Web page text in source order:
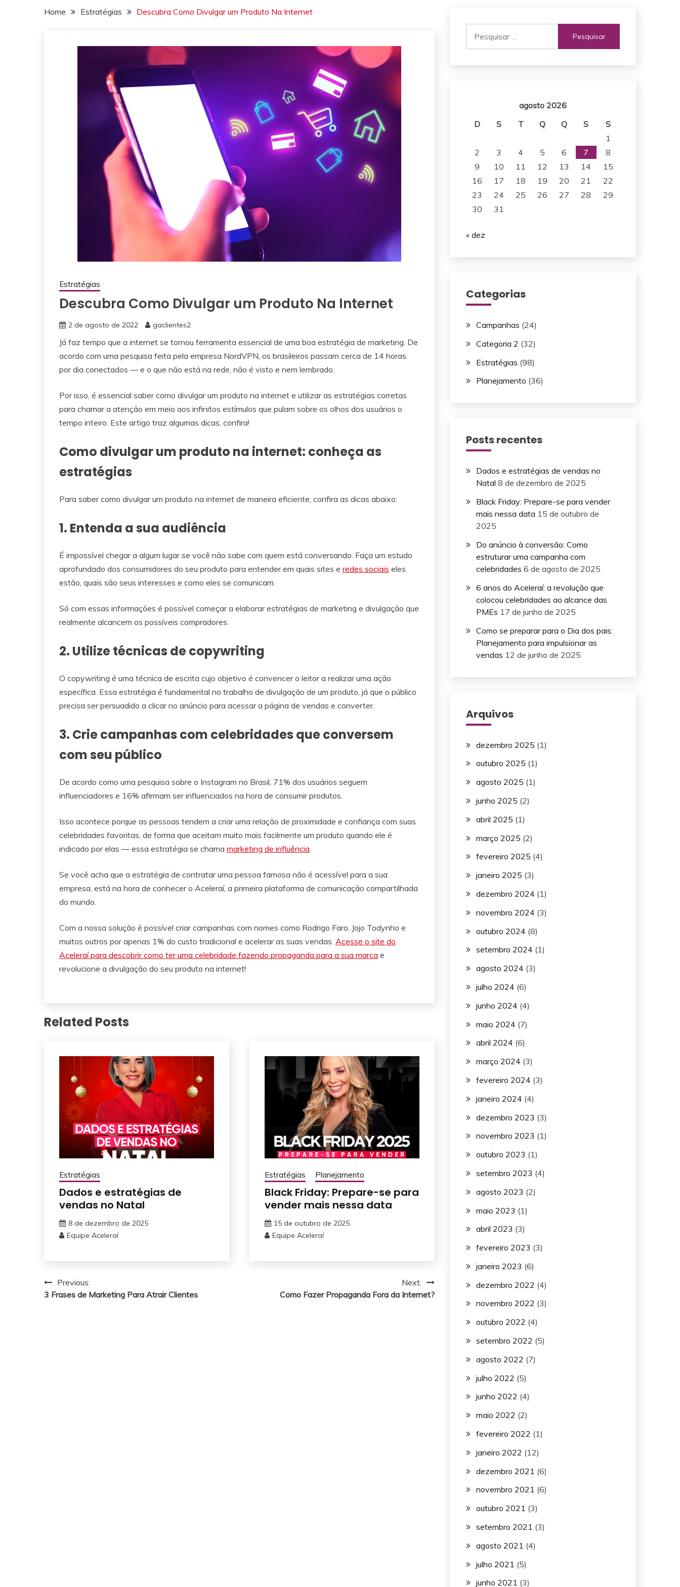
Home Estratégias Descubra Como Divulgar um Produto Na Internet
Estratégias
Descubra Como Divulgar um Produto Na Internet
2 de agosto de 2022 gaclientes2
Já faz tempo que a internet se tornou ferramenta essencial de uma boa estratégia de marketing. De
acordo com uma pesquisa feita pela empresa NordVPN, os brasileiros passam cerca de 14 horas
por dia conectados — e o que não está na rede, não é visto e nem lembrado.
Por isso, é essencial saber como divulgar um produto na internet e utilizar as estratégias corretas
para chamar a atenção em meio aos infinitos estímulos que pulam sobre os olhos dos usuários o
tempo inteiro. Este artigo traz algumas dicas, confira!
Como divulgar um produto na internet: conheça as
estratégias
Para saber como divulgar um produto na internet de maneira eficiente, confira as dicas abaixo:
1. Entenda a sua audiência
É impossível chegar a algum lugar se você não sabe com quem está conversando. Faça um estudo
aprofundado dos consumidores do seu produto para entender em quais sites e redes sociais eles
estão, quais são seus interesses e como eles se comunicam.
Só com essas informações é possível começar a elaborar estratégias de marketing e divulgação que
realmente alcancem os possíveis compradores.
2. Utilize técnicas de copywriting
O copywriting é uma técnica de escrita cujo objetivo é convencer o leitor a realizar uma ação
específica. Essa estratégia é fundamental no trabalho de divulgação de um produto, já que o público
precisa ser persuadido a clicar no anúncio para acessar a página de vendas e converter.
3. Crie campanhas com celebridades que conversem
com seu público
De acordo como uma pesquisa sobre o Instagram no Brasil, 71% dos usuários seguem
influenciadores e 16% afirmam ser influenciados na hora de consumir produtos.
Isso acontece porque as pessoas tendem a criar uma relação de proximidade e confiança com suas
celebridades favoritas, de forma que aceitam muito mais facilmente um produto quando ele é
indicado por elas — essa estratégia se chama marketing de influência
Se você acha que a estratégia de contratar uma pessoa famosa não é acessível para a sua
empresa, está na hora de conhecer o Aceleraí, a primeira plataforma de comunicação compartilhada
do mundo.
Com a nossa solução é possível criar campanhas com nomes como Rodrigo Faro, Jojo Todynho e
muitos outros por apenas 1% do custo tradicional e acelerar as suas vendas. Acesse o site do
Aceleraí para descobrir como ter uma celebridade fazendo propaganda para a sua marca e
revolucione a divulgação do seu produto na internet!
Related Posts
Estratégias
Dados e estratégias de
vendas no Natal
8 de dezembro de 2025
Equipe Aceleraí
Estratégias Planejamento
Black Friday: Prepare-se para
vender mais nessa data
15 de outubro de 2025
Equipe Aceleraí
Navegação
de
Previous:
3 Frases de Marketing Para Atrair Clientes
Next:
Como Fazer Propaganda Fora da Internet?
por:
agosto 2026
D
S T Q Q S
S
1
2
3 4 5 6 7
8
9
10 11 12 13 14
15
16
17 18 19 20 21
22
23
24 25 26 27 28
29
30
31
« dez
Categorias
Campanhas (24)
Categoria 2 (32)
Estratégias (98)
Planejamento (36)
Posts recentes
Dados e estratégias de vendas no
Natal 8 de dezembro de 2025
Black Friday: Prepare-se para vender
mais nessa data 15 de outubro de
2025
Do anúncio à conversão: Como
estruturar uma campanha com
celebridades 6 de agosto de 2025
6 anos do Aceleraí: a revolução que
colocou celebridades ao alcance das
PMEs 17 de junho de 2025
Como se preparar para o Dia dos pais:
Planejamento para impulsionar as
vendas 12 de junho de 2025
Arquivos
dezembro 2025 (1)
outubro 2025 (1)
agosto 2025 (1)
junho 2025 (2)
abril 2025 (1)
março 2025 (2)
fevereiro 2025 (4)
janeiro 2025 (3)
dezembro 2024 (1)
novembro 2024 (3)
outubro 2024 (8)
setembro 2024 (1)
agosto 2024 (3)
julho 2024 (6)
junho 2024 (4)
maio 2024 (7)
abril 2024 (6)
março 2024 (3)
fevereiro 2024 (3)
janeiro 2024 (4)
dezembro 2023 (3)
novembro 2023 (1)
outubro 2023 (1)
setembro 2023 (4)
agosto 2023 (2)
maio 2023 (1)
abril 2023 (3)
fevereiro 2023 (3)
janeiro 2023 (6)
dezembro 2022 (4)
novembro 2022 (3)
outubro 2022 (4)
setembro 2022 (5)
agosto 2022 (7)
julho 2022 (5)
junho 2022 (4)
maio 2022 (2)
fevereiro 2022 (1)
janeiro 2022 (12)
dezembro 2021 (6)
novembro 2021 (6)
outubro 2021 (3)
setembro 2021 (3)
agosto 2021 (4)
julho 2021 (5)
junho 2021 (3)